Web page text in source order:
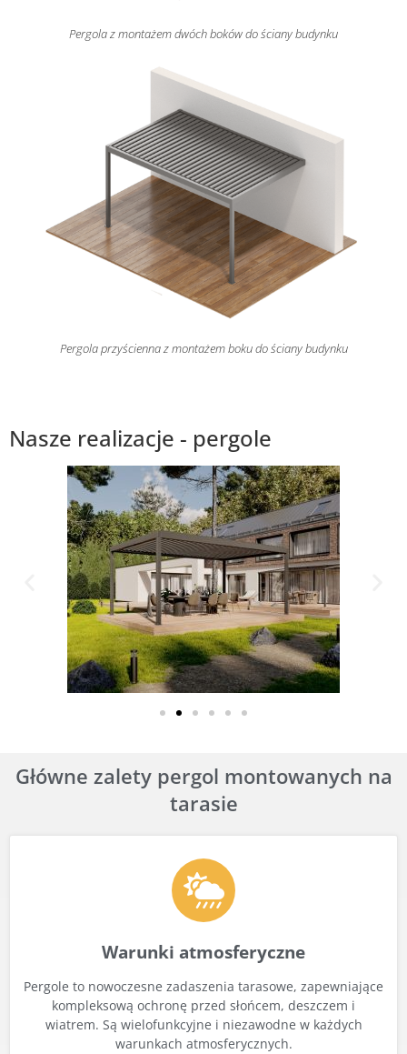
Pergola z montażem dwóch boków do ściany budynku
Pergola przyścienna z montażem boku do ściany budynku
Nasze realizacje - pergole
Warunki atmosferyczne
Pergole to nowoczesne zadaszenia tarasowe, zapewniające
kompleksową ochronę przed słońcem, deszczem i
wiatrem. Są wielofunkcyjne i niezawodne w każdych
warunkach atmosferycznych.
Główne zalety pergol montowanych na
tarasie